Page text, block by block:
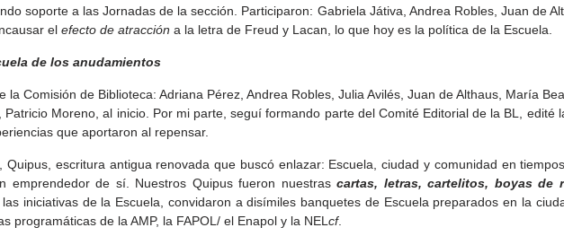
soporte a las Jornadas de la sección. Participaron: Gabriela Játiva, Andrea Robles, Juan de
el efecto de atracción a la letra de Freud y Lacan, lo que hoy es la política de la Escuela.
de los anudamientos
la Comisión de Biblioteca: Adriana Pérez, Andrea Robles, Julia Avilés, Juan de Althaus, María
Moreno, al inicio. Por mi parte, seguí formando parte del Comité Editorial de la BL, edité
que aportaron al repensar.
Quipus, escritura antigua renovada que buscóenlazar: Escuela, ciudad y comunidad en
emprendedor de sí. Nuestros Quipus fueron nuestras cartas, letras, cartelitos, boyas de
iniciativas de la Escuela, convidaron a disímiles banquetes de Escuela preparados en la
programáticas de la AMP, la FAPOL/ el Enapol y la NEL cf.